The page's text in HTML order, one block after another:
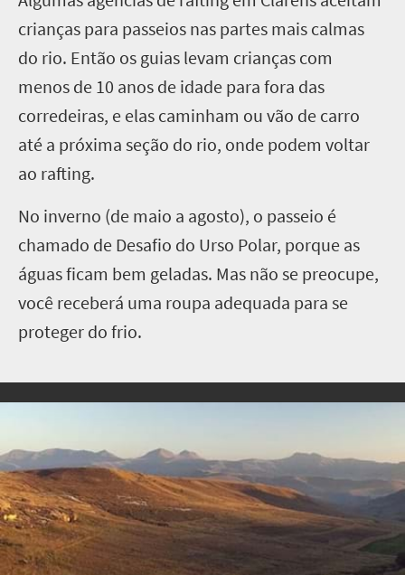
crianças para passeios nas partes mais calmas
do rio. Então os guias levam crianças com
menos de 10 anos de idade para fora das
corredeiras, e elas caminham ou vão de carro
até a próxima seção do rio, onde podem voltar
ao rafting.
No inverno (de maio a agosto), o passeio é
chamado de Desafio do Urso Polar, porque as
águas ficam bem geladas. Mas não se preocupe,
você receberá uma roupa adequada para se
proteger do frio.